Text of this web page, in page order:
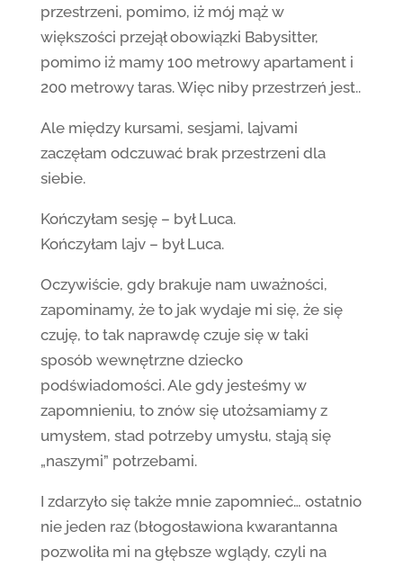
przestrzeni, pomimo, iż mój mąż w
większości przejął obowiązki Babysitter,
pomimo iż mamy 100 metrowy apartament i
200 metrowy taras. Więc niby przestrzeń jest..
Ale między kursami, sesjami, lajvami
zaczęłam odczuwać brak przestrzeni dla
siebie.
Kończyłam sesję – był Luca.
Kończyłam lajv – był Luca.
Oczywiście, gdy brakuje nam uważności,
zapominamy, że to jak wydaje mi się, że się
czuję, to tak naprawdę czuje się w taki
sposób wewnętrzne dziecko
podświadomości. Ale gdy jesteśmy w
zapomnieniu, to znów się utożsamiamy z
umysłem, stad potrzeby umysłu, stają się
„naszymi” potrzebami.
I zdarzyło się także mnie zapomnieć… ostatnio
nie jeden raz (błogosławiona kwarantanna
pozwoliła mi na głębsze wglądy, czyli na